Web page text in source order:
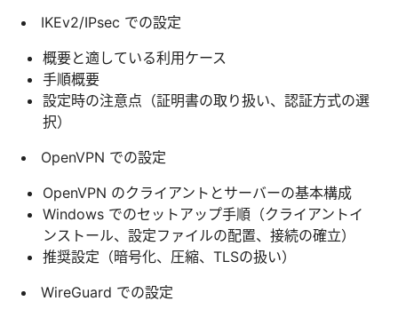
IKEv2/IPsec での設定
概要と適している利用ケース
手順概要
設定時の注意点（証明書の取り扱い、認証方式の選
択）
OpenVPN での設定
OpenVPN のクライアントとサーバーの基本構成
Windows でのセットアップ手順（クライアントイ
ンストール、設定ファイルの配置、接続の確立）
推奨設定（暗号化、圧縮、TLSの扱い）
WireGuard での設定